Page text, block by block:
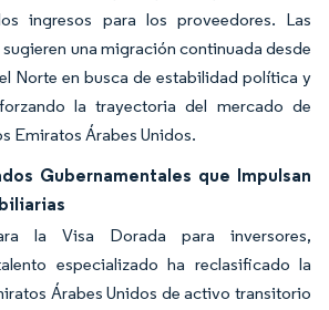
ingresos para los proveedores. Las
una migración continuada desde
Norte en busca de estabilidad política y
la trayectoria del mercado de
Emiratos Árabes Unidos.
Gubernamentales que Impulsan
la Visa Dorada para inversores,
especializado ha reclasificado la
Árabes Unidos de activo transitorio